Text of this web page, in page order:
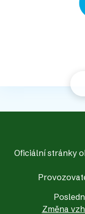
Oficiální stránky
Změna